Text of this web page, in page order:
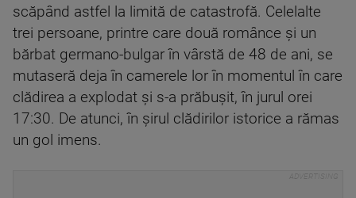
scăpând astfel la limită de catastrofă. Celelalte
trei persoane, printre care două românce şi un
bărbat germano-bulgar în vârstă de 48 de ani, se
mutaseră deja în camerele lor în momentul în care
clădirea a explodat şi s-a prăbuşit, în jurul orei
17:30. De atunci, în şirul clădirilor istorice a rămas
un gol imens.